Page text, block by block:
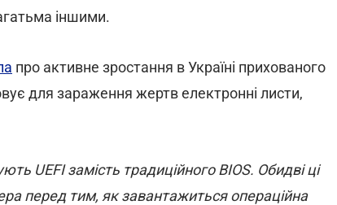
іншими.
про активне зростання в Україні прихованого
для зараження жертв електронні листи,
UEFI замість традиційного BIOS. Обидві ці
перед тим, як завантажиться операційна